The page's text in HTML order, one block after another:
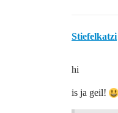
Stiefelkatzi
hi
is ja geil!